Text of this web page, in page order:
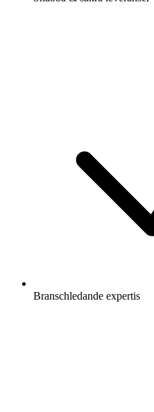
Branschledande expertis